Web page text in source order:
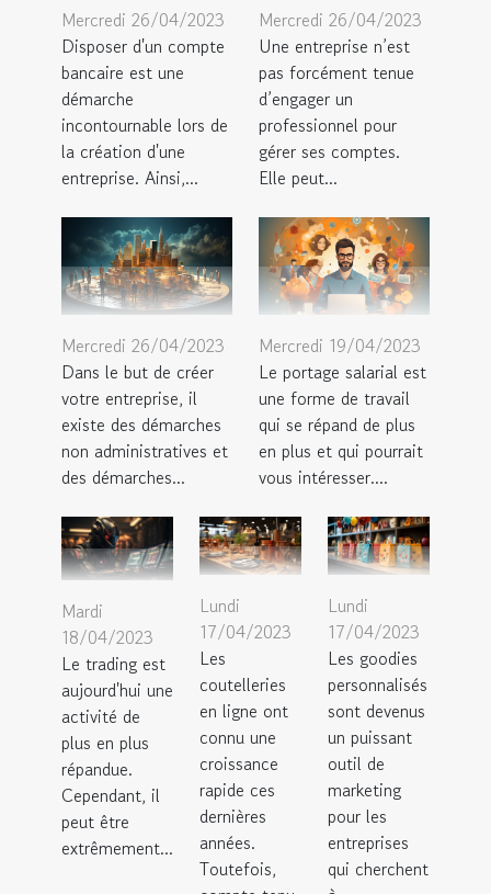
Mercredi 26/04/2023
Disposer d'un compte
bancaire est une
démarche
incontournable lors de
la création d'une
entreprise. Ainsi,...
Mercredi 26/04/2023
Une entreprise n’est
pas forcément tenue
d’engager un
professionnel pour
gérer ses comptes.
Elle peut...
Mercredi 26/04/2023
Dans le but de créer
votre entreprise, il
existe des démarches
non administratives et
des démarches...
Mercredi 19/04/2023
Le portage salarial est
une forme de travail
qui se répand de plus
en plus et qui pourrait
vous intéresser....
Mardi
18/04/2023
Le trading est
aujourd'hui une
activité de
plus en plus
répandue.
Cependant, il
peut être
extrêmement...
Lundi
17/04/2023
Les
coutelleries
en ligne ont
connu une
croissance
rapide ces
dernières
années.
Toutefois,
Lundi
17/04/2023
Les goodies
personnalisés
sont devenus
un puissant
outil de
marketing
pour les
entreprises
qui cherchent